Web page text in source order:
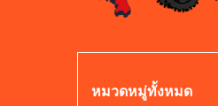
หมวดหมู่ทั้งหมด